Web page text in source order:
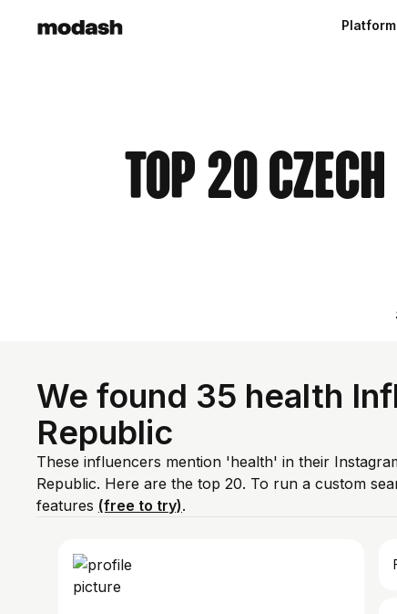
Platform
Top 20
We found 35 health
Republic
These influencers mention 'health' in their
Republic. Here are the top 20. To run a custom
features (free to try).